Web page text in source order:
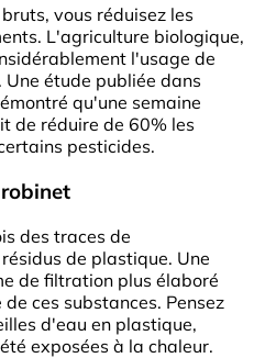
vous réduisez les
L'agriculture biologique,
l'usage de
étude publiée dans
qu'une semaine
de réduire de 60% les
pesticides.
des traces de
de plastique. Une
de filtration plus élaboré
ces substances. Pensez
d'eau en plastique,
exposées à la chaleur.